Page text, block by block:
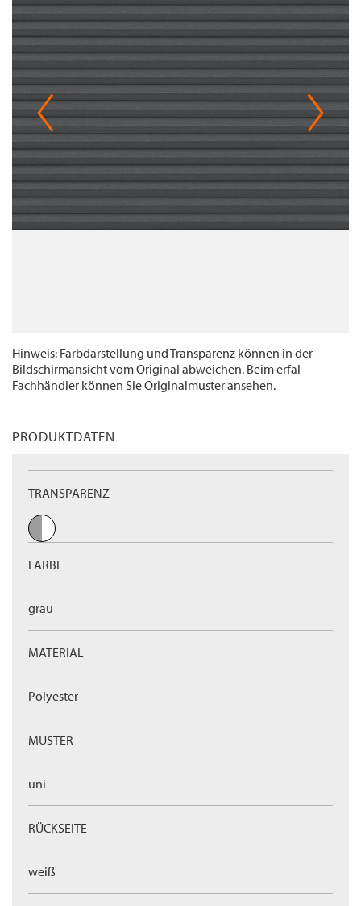
WECHSELN
DE
Hinweis: Farbdarstellung und Transparenz können in der
Bildschirmansicht vom Original abweichen. Beim erfal
Fachhändler können Sie Originalmuster ansehen.
PRODUKTDATEN
TRANSPARENZ
FARBE
grau
MATERIAL
Polyester
MUSTER
uni
RÜCKSEITE
weiß